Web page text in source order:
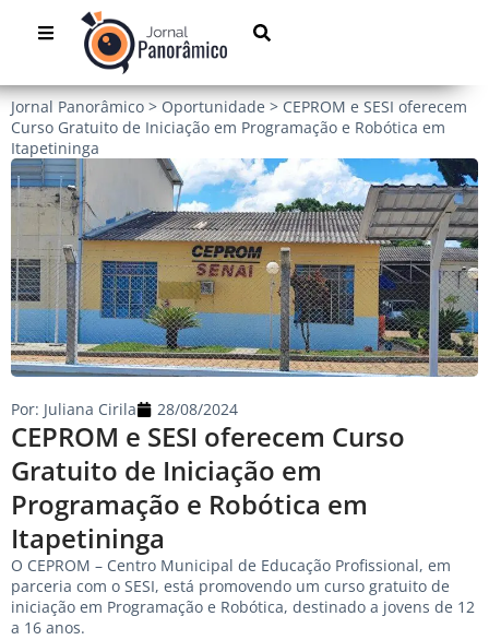
Jornal Panorâmico > Oportunidade > CEPROM e SESI oferecem
Curso Gratuito de Iniciação em Programação e Robótica em
Itapetininga
CEPROM e SESI oferecem Curso
Gratuito de Iniciação em
Programação e Robótica em
Itapetininga
Por: Juliana Cirila 28/08/2024
O CEPROM – Centro Municipal de Educação Profissional, em
parceria com o SESI, está promovendo um curso gratuito de
iniciação em Programação e Robótica, destinado a jovens de 12
a 16 anos.